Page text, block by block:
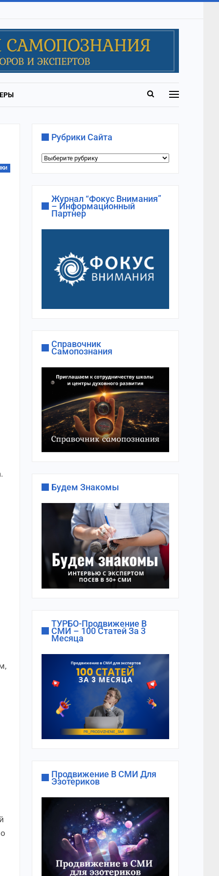
Рубрики Сайта
Рубрики
Журнал “Фокус Внимания”
– Информационный
Партнер
Справочник
Самопознания
Будем Знакомы
ТУРБО-Продвижение В
СМИ – 100 Статей За 3
Месяца
Продвижение В СМИ Для
Эзотериков